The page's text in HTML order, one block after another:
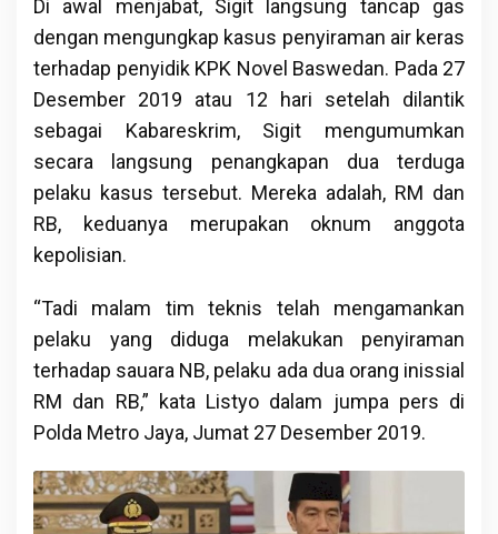
Di awal menjabat, Sigit langsung tancap gas
dengan mengungkap kasus penyiraman air keras
terhadap penyidik KPK Novel Baswedan. Pada 27
Desember 2019 atau 12 hari setelah dilantik
sebagai Kabareskrim, Sigit mengumumkan
secara langsung penangkapan dua terduga
pelaku kasus tersebut. Mereka adalah, RM dan
RB, keduanya merupakan oknum anggota
kepolisian.
“Tadi malam tim teknis telah mengamankan
pelaku yang diduga melakukan penyiraman
terhadap sauara NB, pelaku ada dua orang inissial
RM dan RB,” kata Listyo dalam jumpa pers di
Polda Metro Jaya, Jumat 27 Desember 2019.